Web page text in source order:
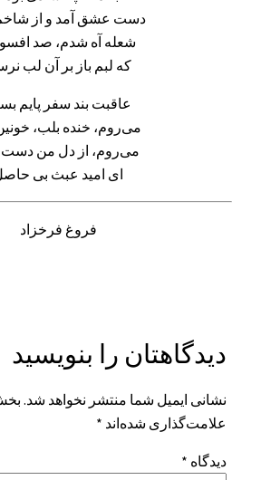
دست عشق آمد و از
شعله آه شدم، صد
که لبم باز بر آن لب
عاقبت بند سفر پایم
می‌روم، خنده بلب،
می‌روم، از دل من دست
ای امید عبث بی
فروغ فرخزاد
دیدگاهتان را بنویسید
نشانی ایمیل شما منتشر نخواهد شد.
علامت‌گذاری شده‌اند *
دیدگاه *